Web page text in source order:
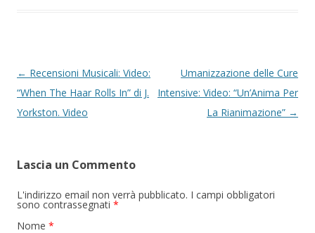
Navigazione articolo
← Recensioni Musicali: Video:
“When The Haar Rolls In” di J.
Yorkston. Video
Umanizzazione delle Cure
Intensive: Video: “Un’Anima Per
La Rianimazione” →
Lascia un Commento
L'indirizzo email non verrà pubblicato. I campi obbligatori
sono contrassegnati *
Nome *